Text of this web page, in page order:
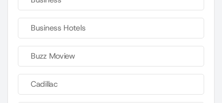
Business Hotels
Buzz Moview
Cadillac